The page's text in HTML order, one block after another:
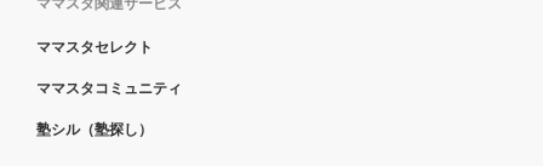
ママスタセレクト
ママスタコミュニティ
塾シル（塾探し）